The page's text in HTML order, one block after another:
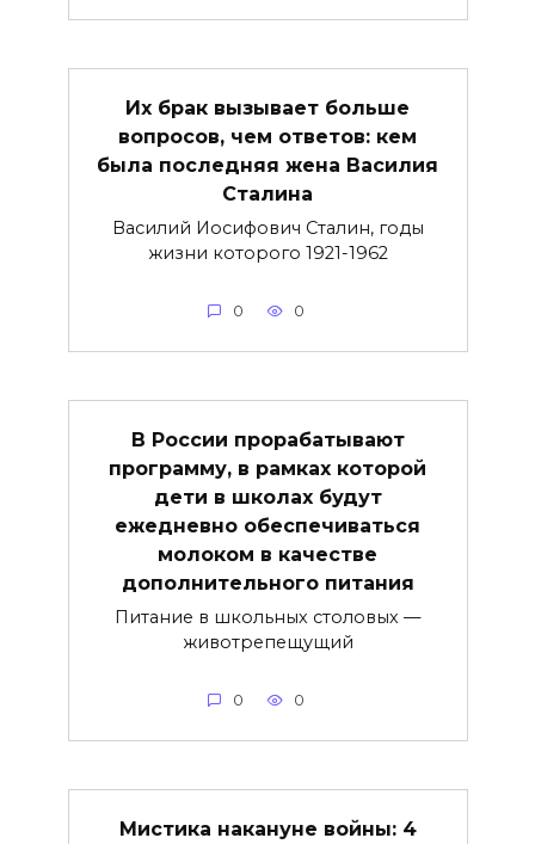
Их брак вызывает больше
вопросов, чем ответов: кем
была последняя жена Василия
Сталина
Василий Иосифович Сталин, годы
жизни которого 1921-1962
0 0
В России прорабатывают
программу, в рамках которой
дети в школах будут
ежедневно обеспечиваться
молоком в качестве
дополнительного питания
Питание в школьных столовых —
животрепещущий
0 0
Мистика накануне войны: 4